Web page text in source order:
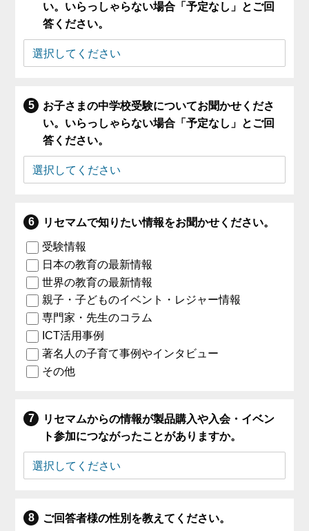
い。いらっしゃらない場合「予定なし」とご回
答ください。
お子さまの中学校受験についてお聞かせくださ
い。いらっしゃらない場合「予定なし」とご回
答ください。
リセマムで知りたい情報をお聞かせください。
受験情報
日本の教育の最新情報
世界の教育の最新情報
親子・子どものイベント・レジャー情報
専門家・先生のコラム
ICT活用事例
著名人の子育て事例やインタビュー
その他
リセマムからの情報が製品購入や入会・イベン
ト参加につながったことがありますか。
ご回答者様の性別を教えてください。